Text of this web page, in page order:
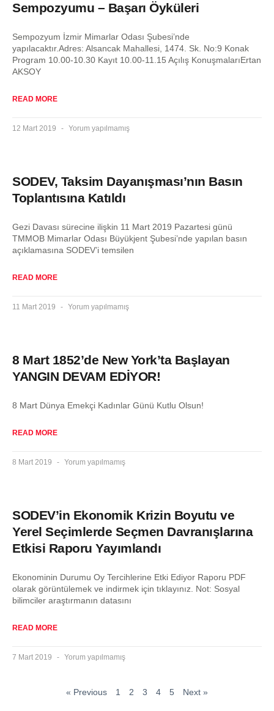
Sempozyumu – Başarı Öyküleri
Sempozyum İzmir Mimarlar Odası Şubesi’nde
yapılacaktır.Adres: Alsancak Mahallesi, 1474. Sk. No:9 Konak
Program 10.00-10.30 Kayıt 10.00-11.15 Açılış KonuşmalarıErtan
AKSOY
READ MORE
12 Mart 2019 Yorum yapılmamış
SODEV, Taksim Dayanışması’nın Basın
Toplantısına Katıldı
Gezi Davası sürecine ilişkin 11 Mart 2019 Pazartesi günü
TMMOB Mimarlar Odası Büyükjent Şubesi’nde yapılan basın
açıklamasına SODEV’i temsilen
READ MORE
11 Mart 2019 Yorum yapılmamış
8 Mart 1852’de New York’ta Başlayan
YANGIN DEVAM EDİYOR!
8 Mart Dünya Emekçi Kadınlar Günü Kutlu Olsun!
READ MORE
8 Mart 2019 Yorum yapılmamış
SODEV’in Ekonomik Krizin Boyutu ve
Yerel Seçimlerde Seçmen Davranışlarına
Etkisi Raporu Yayımlandı
Ekonominin Durumu Oy Tercihlerine Etki Ediyor Raporu PDF
olarak görüntülemek ve indirmek için tıklayınız. Not: Sosyal
bilimciler araştırmanın datasını
READ MORE
7 Mart 2019 Yorum yapılmamış
« Previous 1 2 3 4 5 Next »